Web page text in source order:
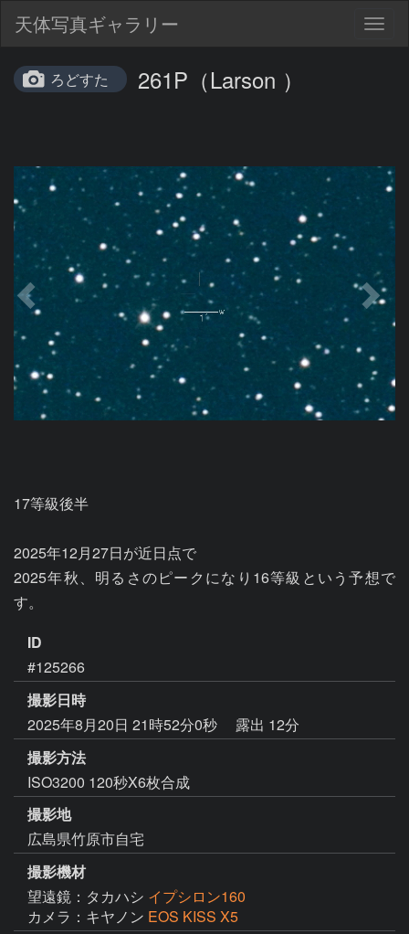
天体写真ギャラリー
ろどすた 261P（Larson ）
17等級後半
2025年12月27日が近日点で
2025年秋、明るさのピークになり16等級という予想で
す。
ID
#125266
撮影日時
2025年8月20日 21時52分0秒
露出 12分
撮影方法
ISO3200 120秒X6枚合成
撮影地
広島県竹原市自宅
撮影機材
望遠鏡：タカハシ イプシロン160
カメラ：キヤノン EOS KISS X5